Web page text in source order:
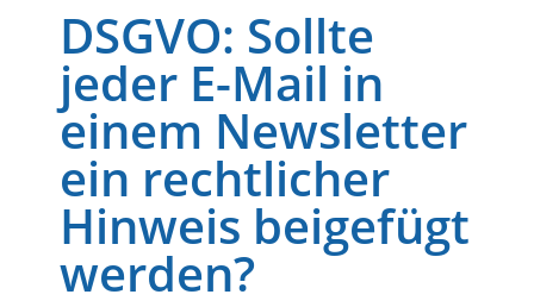
DSGVO: Sollte
jeder E-Mail in
einem Newsletter
ein rechtlicher
Hinweis beigefügt
werden?